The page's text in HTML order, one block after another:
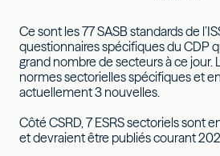
Ce sont les 77 SASB standards de
questionnaires spécifiques du CDP
grand nombre de secteurs à ce jour.
normes sectorielles spécifiques et
actuellement 3 nouvelles.
Côté CSRD, 7 ESRS sectoriels sont
et devraient être publiés courant